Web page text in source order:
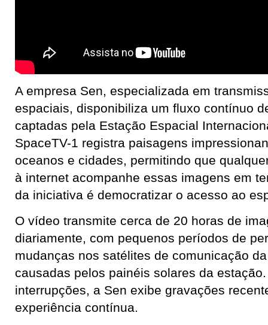
A empresa Sen, especializada em
espaciais, disponibiliza um fluxo contínuo
captadas pela Estação Espacial
SpaceTV-1 registra paisagens
oceanos e cidades, permitindo que
à internet acompanhe essas imagens em
da iniciativa é democratizar o acesso ao
O vídeo transmite cerca de 20 horas de
diariamente, com pequenos períodos de
mudanças nos satélites de comunicação
causadas pelos painéis solares da
interrupções, a Sen exibe gravações
experiência contínua.